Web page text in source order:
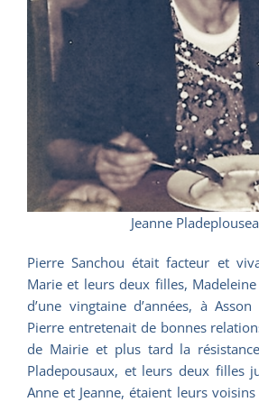
Jeanne
Pierre Sanchou était facteur et
Marie et leurs deux filles,
d’une vingtaine d’années, à Asson
Pierre entretenait de bonnes
de Mairie et plus tard la
Pladepousaux, et leurs deux filles
Anne et Jeanne, étaient leurs